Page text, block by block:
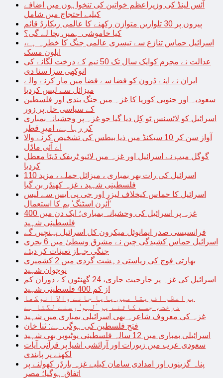
آئس لینڈ کی وزیراعظم خواتین کی تنخواہوں میں اضافے
کیلیے احتجاج میں شامل
پیروں پر 30 تلواریں متوازن رکھنے کا عالمی ریکارڈ قائم
کیا خاموشی ہمیں بچا لے گی؟
اسرائیل حماس تنازع سے تیسری عالمی جنگ کا خطرہ ہے،
ایلون مسک
عدالت نے مجرم کوایک سال تک 50 نیم کے درخت لگانے کی
انوکھی سزا سنا دی
ایران نے اپنے ڈرون کو فضا سے فضا میں مار کرنے والے
میزائل سے لیس کردیا
سعودیہ اور جنوبی کوریا کا غزہ میں جنگ بندی اور فلسطین
کے سیاسی حل پر زور
اسرائیل کو لائسنس ٹو کِل دیا گیا جو غزہ پر وحشیانہ بمباری
کر رہا ہے، امیرِ قطر
آواز سن کر 10 سیکنڈ میں ذیا بیطس کی تشخیص کرنے والا
اے آئی ماڈل
گوگل میپ نے اسرائیل اور غزہ میں لائیو ٹریفک ڈیٹا معطل
کردیا
اسرائیل کی رات بھر بمباری ، میزائل حملے ، مزید 110
فلسطینی شہید ، غزہ کھنڈر بن گیا
اسرائیل کا حماس کیخلاف لیزر اور جی پی ایس سے لیس
‘آئرن اسٹنگ’ بم کا استعمال
غزہ پر اسرائیل کی وحشیانہ بمباری؛ ایک دن میں 400
فلسطینی شہید
فرانسیسی صدر ایمانوئل میکرون کل اسرائیل پہنچیں گے
اسرائیل حماس کشیدگی چین نے مشرق وسطیٰ میں 6 بحری
جنگی جہاز تعینات کر دیئے
بھارتی فوج کی ریاستی دہشت گردی میں 2 کشمیری
نوجوان شہید
اسرائیل کی غزہ پر جارحیت جاری، 24 گھنٹوں کے دوران کم
از کم 400 فلسطینی شہید
براعظم افریقا میں پایا جانے والا انوکھا
درخت، جسے کاٹنے پر ’لہو‘ رسنے لگتا ہے
غزہ کی معروف شاعرہ بھی اسرائیلی بمباری میں شہید
فتح فلسطین کی ہوگی ہے: ثنا خان
اسرائیلی بمباری میں 12 سالہ فلسطینی یوٹیوبر بھی شہید
سعودی عرب میں زیورات اور آرائشی اشیا پر قرآنی آیات
لکھنے پر پابندی
پناہ گزینوں اور امدادی سامان کیلیے غزہ بارڈر کھولنے پر
اتفاق ہوگیا؛ مصر